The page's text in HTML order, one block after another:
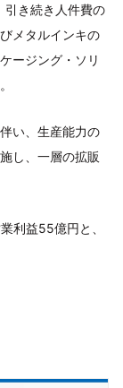
引き続き人件費の
メタルインキの
ージング・ソリ
い、生産能力の
し、一層の拡販
利益55億円と、